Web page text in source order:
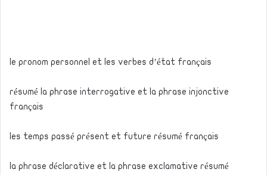
le pronom personnel et les verbes d’état français
résumé la phrase interrogative et la phrase injonctive
français
les temps passé présent et future résumé français
la phrase déclarative et la phrase exclamative résumé